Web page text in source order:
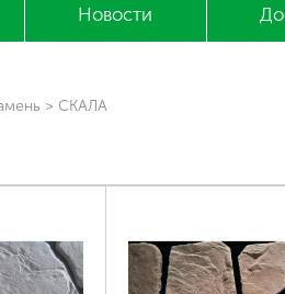
Новости
> СКАЛА